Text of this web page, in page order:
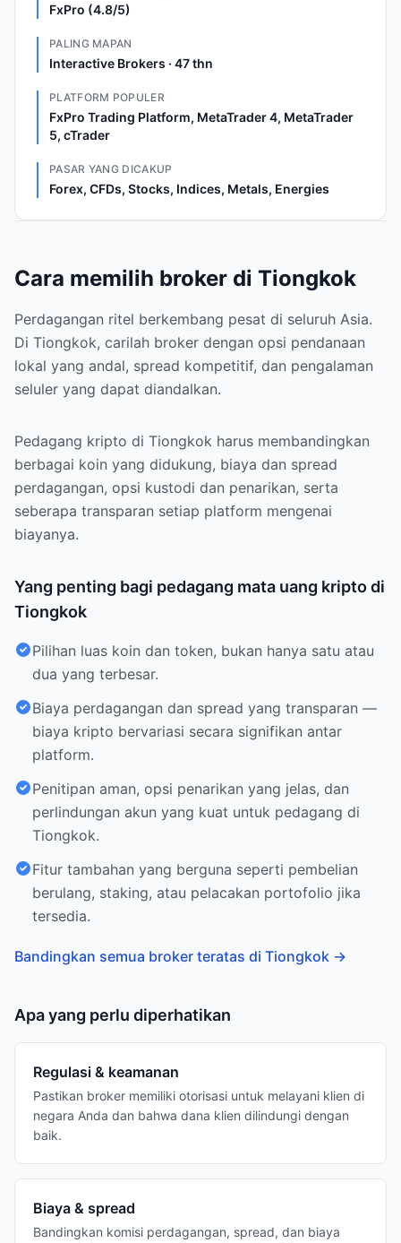
FxPro (4.8/5)
PALING MAPAN
Interactive Brokers · 47 thn
PLATFORM POPULER
FxPro Trading Platform, MetaTrader 4, MetaTrader
5, cTrader
PASAR YANG DICAKUP
Forex, CFDs, Stocks, Indices, Metals, Energies
Cara memilih broker di Tiongkok
Perdagangan ritel berkembang pesat di seluruh Asia.
Di Tiongkok, carilah broker dengan opsi pendanaan
lokal yang andal, spread kompetitif, dan pengalaman
seluler yang dapat diandalkan.
Pedagang kripto di Tiongkok harus membandingkan
berbagai koin yang didukung, biaya dan spread
perdagangan, opsi kustodi dan penarikan, serta
seberapa transparan setiap platform mengenai
biayanya.
Yang penting bagi pedagang mata uang kripto di
Tiongkok
Pilihan luas koin dan token, bukan hanya satu atau
dua yang terbesar.
Biaya perdagangan dan spread yang transparan —
biaya kripto bervariasi secara signifikan antar
platform.
Penitipan aman, opsi penarikan yang jelas, dan
perlindungan akun yang kuat untuk pedagang di
Tiongkok.
Fitur tambahan yang berguna seperti pembelian
berulang, staking, atau pelacakan portofolio jika
tersedia.
Bandingkan semua broker teratas di Tiongkok →
Apa yang perlu diperhatikan
Regulasi & keamanan
Pastikan broker memiliki otorisasi untuk melayani klien di
negara Anda dan bahwa dana klien dilindungi dengan
baik.
Biaya & spread
Bandingkan komisi perdagangan, spread, dan biaya